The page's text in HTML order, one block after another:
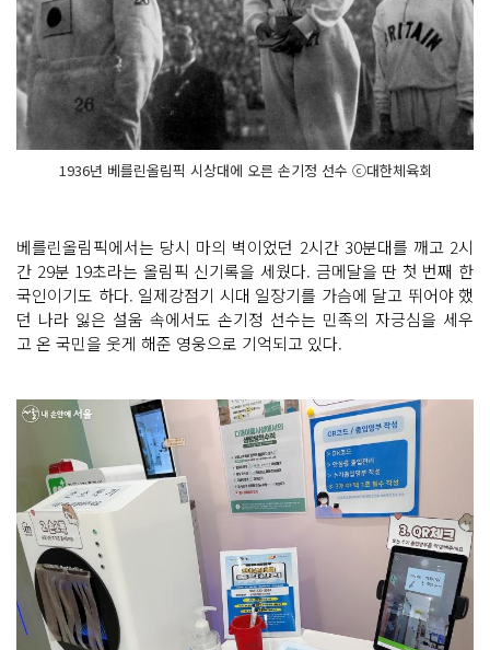
1936년 베를린올림픽 시상대에 오른 손기정 선수 ⓒ대한체육회
베를린올림픽에서는 당시 마의 벽이었던 2시간 30분대를 깨고 2시
간 29분 19초라는 올림픽 신기록을 세웠다. 금메달을 딴 첫 번째 한
국인이기도 하다. 일제강점기 시대 일장기를 가슴에 달고 뛰어야 했
던 나라 잃은 설움 속에서도 손기정 선수는 민족의 자긍심을 세우
고 온 국민을 웃게 해준 영웅으로 기억되고 있다.